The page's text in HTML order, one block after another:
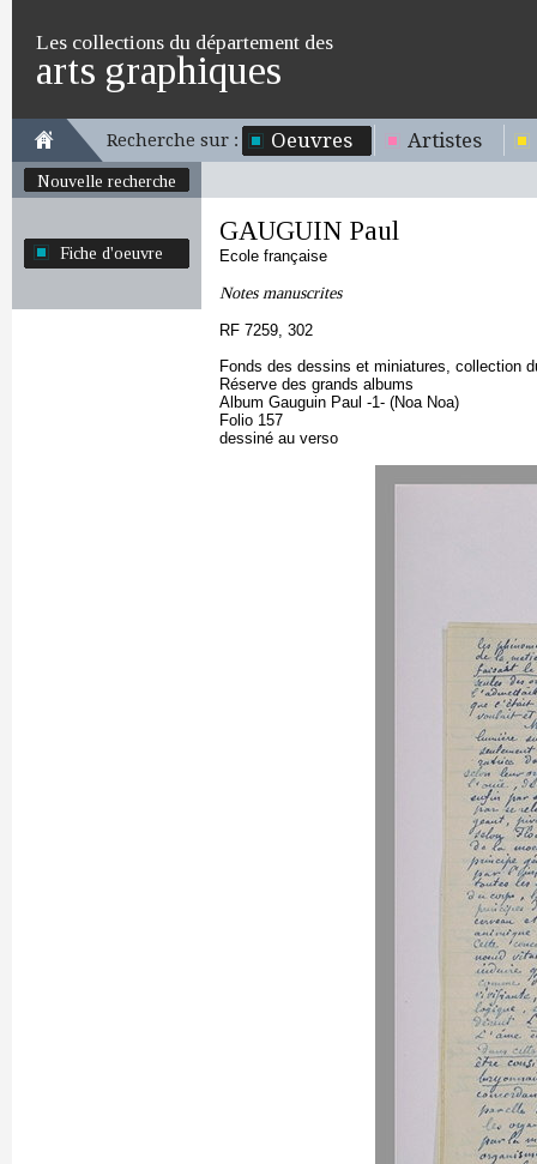
Les collections du département des
arts graphiques
Recherche sur : Oeuvres Artistes
Nouvelle recherche
Fiche d'oeuvre
GAUGUIN Paul
Ecole française
Notes manuscrites
RF 7259, 302
Fonds des dessins et miniatures, collection
Réserve des grands albums
Album Gauguin Paul -1- (Noa Noa)
Folio 157
dessiné au verso